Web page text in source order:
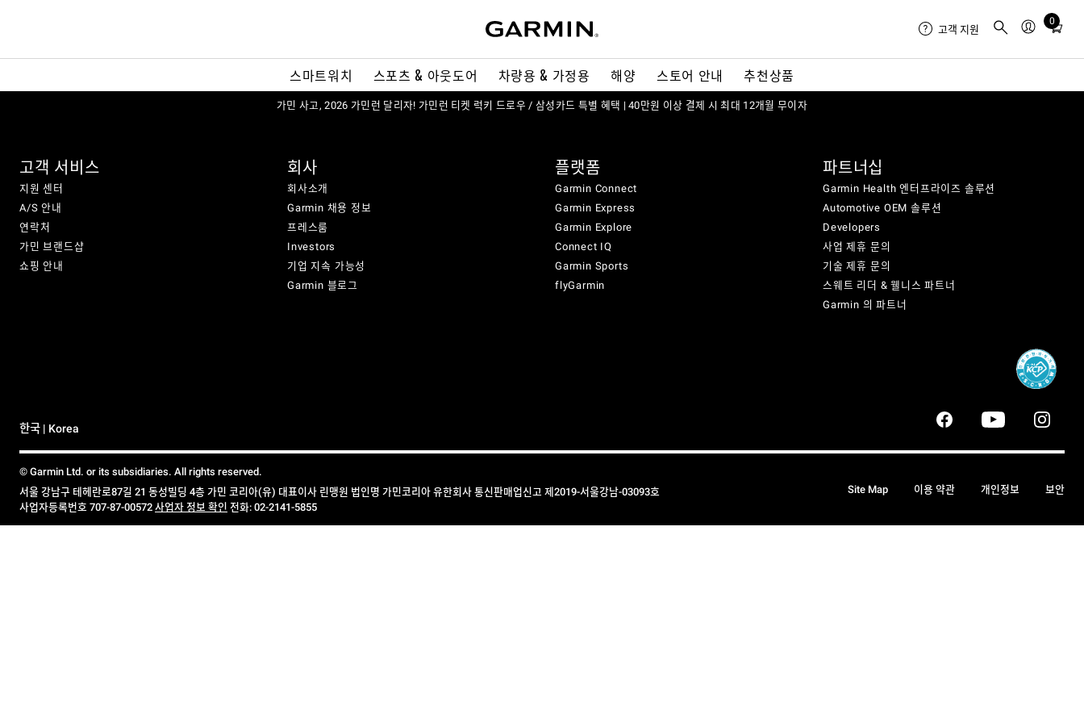
스마트워치 스포츠 & 아웃도어 차량용 & 가정용 해양 스토어 안내 추천상품
고객 지원
0
Total
cart:
가민 사고, 2026 가민런 달리자! 가민런 티켓 럭키 드로우 / 삼성카드 특별 혜택 | 40만원 이상 결제 시 최대 12개월 무이자
고객 서비스
지원 센터
A/S 안내
연락처
가민 브랜드샵
쇼핑 안내
회사
회사소개
Garmin 채용 정보
프레스룸
Investors
기업 지속 가능성
Garmin 블로그
플랫폼
Garmin Connect
Garmin Express
Garmin Explore
Connect IQ
Garmin Sports
flyGarmin
파트너십
Garmin Health 엔터프라이즈 솔루션
Automotive OEM 솔루션
Developers
사업 제휴 문의
기술 제휴 문의
스웨트 리더 & 웰니스 파트너
Garmin 의 파트너
한국 | Korea
© Garmin Ltd. or its subsidiaries. All rights reserved.
서울 강남구 테헤란로87길 21 동성빌딩 4층 가민 코리아(유) 대표이사 린맹원 법인명 가민코리아 유한회사 통신판매업신고 제2019-서울강남-03093호
사업자등록번호 707-87-00572 사업자 정보 확인 전화: 02-2141-5855
Site Map 이용 약관 개인정보 보안